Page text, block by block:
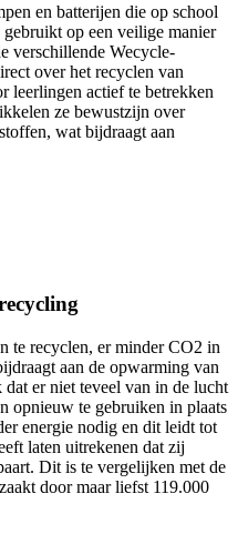
en batterijen die op school
op een veilige manier
verschillende Wecycle-
over het recyclen van
leerlingen actief te betrekken
ze bewustzijn over
wat bijdraagt aan
te recyclen, er minder CO2 in
aan de opwarming van
er niet teveel van in de lucht
opnieuw te gebruiken in plaats
energie nodig en dit leidt tot
laten uitrekenen dat zij
Dit is te vergelijken met de
door maar liefst 119.000